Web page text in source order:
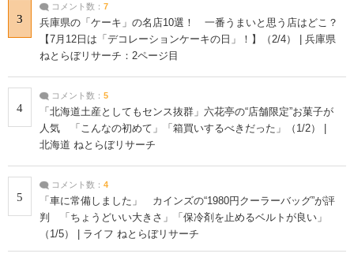
3
コメント数： 7
兵庫県の「ケーキ」の名店10選！ 一番うまいと思う店はどこ？
【7月12日は「デコレーションケーキの日」！】（2/4） | 兵庫県
ねとらぼリサーチ：2ページ目
4
コメント数： 5
「北海道土産としてもセンス抜群」六花亭の“店舗限定”お菓子が
人気 「こんなの初めて」「箱買いするべきだった」（1/2） |
北海道 ねとらぼリサーチ
5
コメント数： 4
「車に常備しました」 カインズの“1980円クーラーバッグ”が評
判 「ちょうどいい大きさ」「保冷剤を止めるベルトが良い」
（1/5） | ライフ ねとらぼリサーチ